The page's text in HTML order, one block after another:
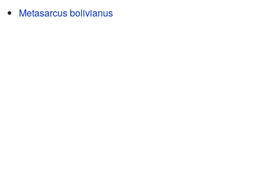
Metasarcus bolivianus